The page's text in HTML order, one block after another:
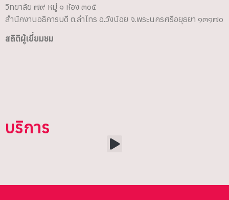
วิทยาลัย ๗๙ หมู่ ๑ ห้อง ๓๐๕
สำนักงานอธิการบดี ต.ลำไทร อ.วังน้อย จ.พระนครศรีอยุธยา ๑๓๑๗๐
สถิติผู้เยี่ยมชม
บริการ